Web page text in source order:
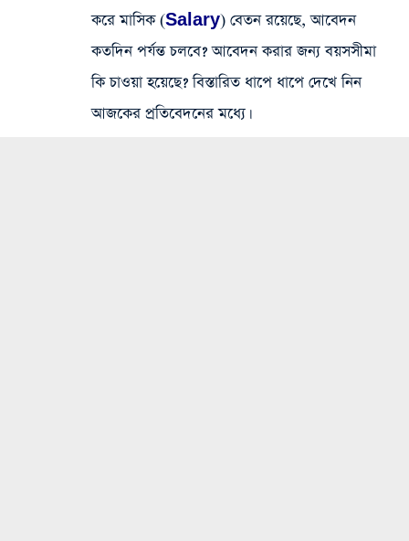
করে মাসিক (Salary) বেতন রয়েছে, আবেদন
কতদিন পর্যন্ত চলবে? আবেদন করার জন্য বয়সসীমা
কি চাওয়া হয়েছে? বিস্তারিত ধাপে ধাপে দেখে নিন
আজকের প্রতিবেদনের মধ্যে।